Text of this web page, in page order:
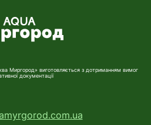
Миргород» виготовляється з дотриманням вимог
документації